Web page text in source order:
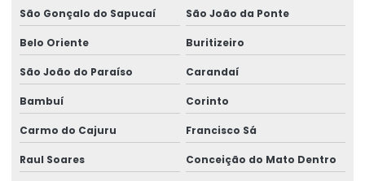
Perícia de ergonomia no posto de trabalho
Perícia ergonômica
Perícia para erro médico
Perícia de incapacidade laborativa
Perícia de incapacidade ocupacional
Perícia indireta de insalubridade
São Gonçalo do Sapucaí São João da Ponte
Belo Oriente Buritizeiro
São João do Paraíso Carandaí
Bambuí Corinto
Carmo do Cajuru Francisco Sá
Raul Soares Conceição do Mato Dentro